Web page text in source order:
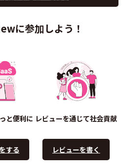
に参加しよう！
と便利に
する
レビューを通じて社会貢献
レビューを書く